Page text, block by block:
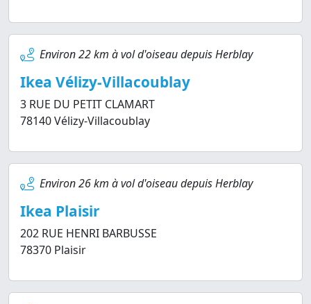
Environ 22 km à vol d'oiseau depuis Herblay
Ikea Vélizy-Villacoublay
3 RUE DU PETIT CLAMART
78140 Vélizy-Villacoublay
Environ 26 km à vol d'oiseau depuis Herblay
Ikea Plaisir
202 RUE HENRI BARBUSSE
78370 Plaisir